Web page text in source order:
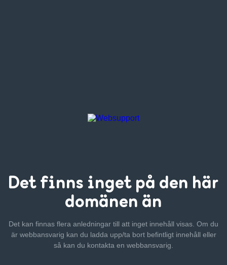
Det finns inget på den här
domänen än
Det kan finnas flera anledningar till att inget innehåll visas. Om du
är webbansvarig kan du ladda upp/ta bort befintligt innehåll eller
så kan du kontakta en webbansvarig.